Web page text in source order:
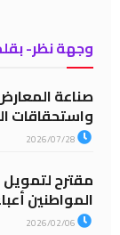
وجهة نظر-
صناعة
واستحقاقات
مقترح لتمويل
المواطنين